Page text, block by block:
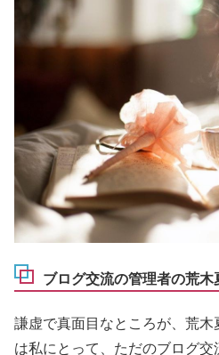
ブログ交流の管理者の荒
謙虚で真面目なところが、荒
は私にとって、ただのブログ